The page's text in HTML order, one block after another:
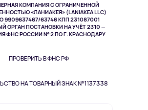
КОМПАНИЯ С ОГРАНИЧЕННОЙ
«ЛАНИАКЕЯ» (LANIAKEA LLC)
9909637467/63746 КПП 231087001
ОРГАН ПОСТАНОВКИ НА УЧЁТ 2310 —
ФНС РОССИИ № 2 ПО Г. КРАСНОДАРУ
ПРОВЕРИТЬ В ФНС РФ
НА ТОВАРНЫЙ ЗНАК №1137338